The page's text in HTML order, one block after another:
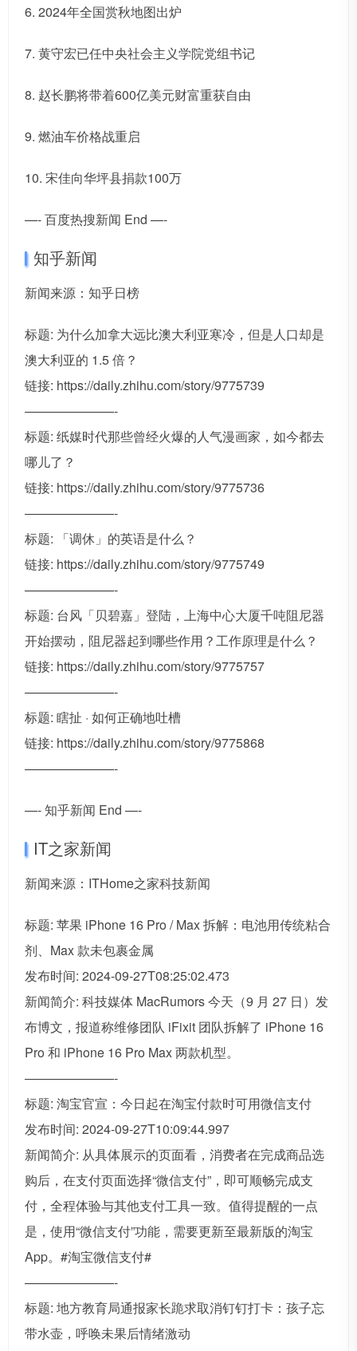
6. 2024年全国赏秋地图出炉
7. 黄守宏已任中央社会主义学院党组书记
8. 赵长鹏将带着600亿美元财富重获自由
9. 燃油车价格战重启
10. 宋佳向华坪县捐款100万
—- 百度热搜新闻 End —-
知乎新闻
新闻来源：知乎日榜
标题: 为什么加拿大远比澳大利亚寒冷，但是人口却是
澳大利亚的 1.5 倍？
链接: https://daily.zhihu.com/story/9775739
———————-
标题: 纸媒时代那些曾经火爆的人气漫画家，如今都去
哪儿了？
链接: https://daily.zhihu.com/story/9775736
———————-
标题: 「调休」的英语是什么？
链接: https://daily.zhihu.com/story/9775749
———————-
标题: 台风「贝碧嘉」登陆，上海中心大厦千吨阻尼器
开始摆动，阻尼器起到哪些作用？工作原理是什么？
链接: https://daily.zhihu.com/story/9775757
———————-
标题: 瞎扯 · 如何正确地吐槽
链接: https://daily.zhihu.com/story/9775868
———————-
—- 知乎新闻 End —-
IT之家新闻
新闻来源：ITHome之家科技新闻
标题: 苹果 iPhone 16 Pro / Max 拆解：电池用传统粘合
剂、Max 款未包裹金属
发布时间: 2024-09-27T08:25:02.473
新闻简介: 科技媒体 MacRumors 今天（9 月 27 日）发
布博文，报道称维修团队 iFixit 团队拆解了 iPhone 16
Pro 和 iPhone 16 Pro Max 两款机型。
———————-
标题: 淘宝官宣：今日起在淘宝付款时可用微信支付
发布时间: 2024-09-27T10:09:44.997
新闻简介: 从具体展示的页面看，消费者在完成商品选
购后，在支付页面选择“微信支付”，即可顺畅完成支
付，全程体验与其他支付工具一致。值得提醒的一点
是，使用“微信支付”功能，需要更新至最新版的淘宝
App。#淘宝微信支付#
———————-
标题: 地方教育局通报家长跪求取消钉钉打卡：孩子忘
带水壶，呼唤未果后情绪激动